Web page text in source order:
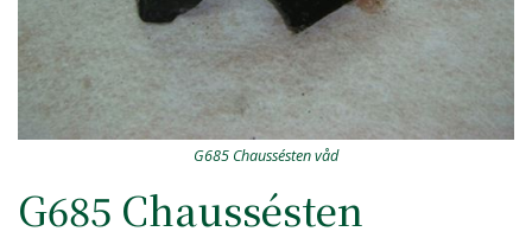
G685 Chaussésten våd
G685 Chaussésten